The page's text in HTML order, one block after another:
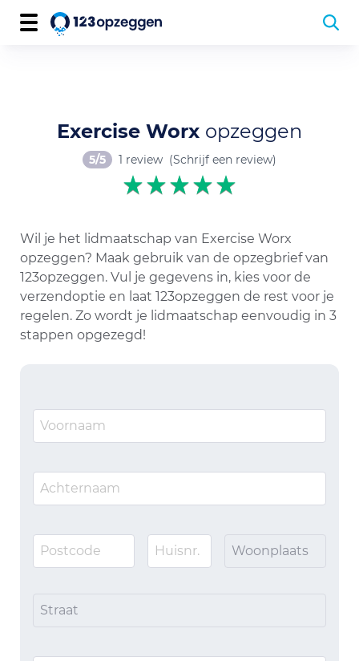
Exercise Worx opzeggen
5/5 1 review (Schrijf een review)
Wil je het lidmaatschap van Exercise Worx
opzeggen? Maak gebruik van de opzegbrief van
123opzeggen. Vul je gegevens in, kies voor de
verzendoptie en laat 123opzeggen de rest voor je
regelen. Zo wordt je lidmaatschap eenvoudig in 3
stappen opgezegd!
Woonplaats
Straat